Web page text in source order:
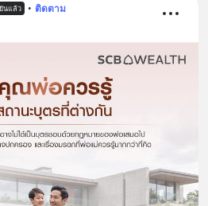
นแล้ว • ติดตาม